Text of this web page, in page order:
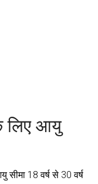
लिए आयु
18 वर्ष से 30 वर्ष